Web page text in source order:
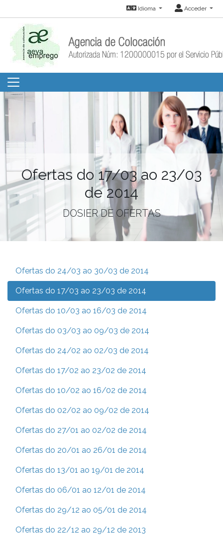
Idioma Acceder
Ofertas do 17/03 ao 23/03
de 2014
DOSIER DE OFERTAS
Ofertas do 24/03 ao 30/03 de 2014
Ofertas do 17/03 ao 23/03 de 2014
Ofertas do 10/03 ao 16/03 de 2014
Ofertas do 03/03 ao 09/03 de 2014
Ofertas do 24/02 ao 02/03 de 2014
Ofertas do 17/02 ao 23/02 de 2014
Ofertas do 10/02 ao 16/02 de 2014
Ofertas do 02/02 ao 09/02 de 2014
Ofertas do 27/01 ao 02/02 de 2014
Ofertas do 20/01 ao 26/01 de 2014
Ofertas do 13/01 ao 19/01 de 2014
Ofertas do 06/01 ao 12/01 de 2014
Ofertas do 29/12 ao 05/01 de 2014
Ofertas do 22/12 ao 29/12 de 2013